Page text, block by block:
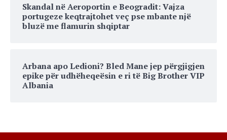
Skandal në Aeroportin e Beogradit: Vajza
portugeze keqtrajtohet veç pse mbante një
bluzë me flamurin shqiptar
Arbana apo Ledioni? Bled Mane jep përgjigjen
epike për udhëheqeësin e ri të Big Brother VIP
Albania